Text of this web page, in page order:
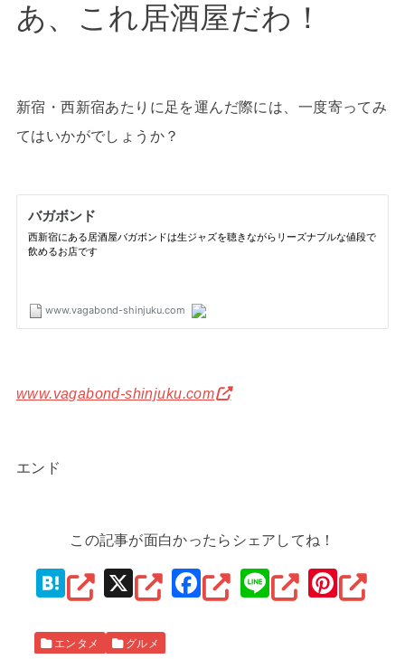
あ、これ居酒屋だわ！
新宿・西新宿あたりに足を運んだ際には、一度寄ってみ
てはいかがでしょうか？
www.vagabond-shinjuku.com
エンド
この記事が面白かったらシェアしてね！
H
at
e
X
F
a
Li
n
Pi
nt
エンタメ グルメ